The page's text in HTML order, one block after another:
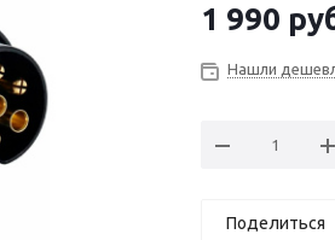
1 990
Нашли
Поделиться